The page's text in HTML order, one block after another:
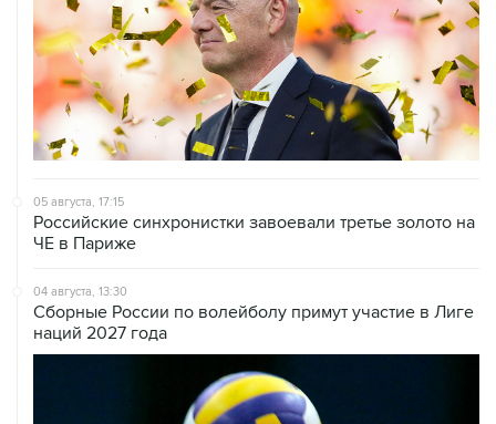
05 августа, 17:15
Российские синхронистки завоевали третье золото на
ЧЕ в Париже
04 августа, 13:30
Сборные России по волейболу примут участие в Лиге
наций 2027 года